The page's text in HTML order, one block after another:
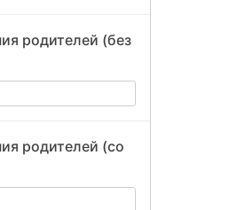
родителей (без
родителей (со